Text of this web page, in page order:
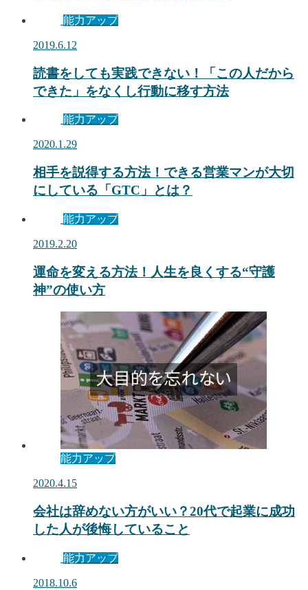
能力アップ
2019.6.12
読書をしても実践できない！「この人だから
できた」をなくし行動に移す方法
能力アップ
2020.1.29
相手を説得する方法！できる営業マンが大切
にしている「GTC」とは？
能力アップ
2019.2.20
運命を変える方法！人生を良くする“守護
神”の使い方
能力アップ
2020.4.15
会社は辞めない方がいい？20代で起業に成功
した人が後悔していること
能力アップ
2018.10.6